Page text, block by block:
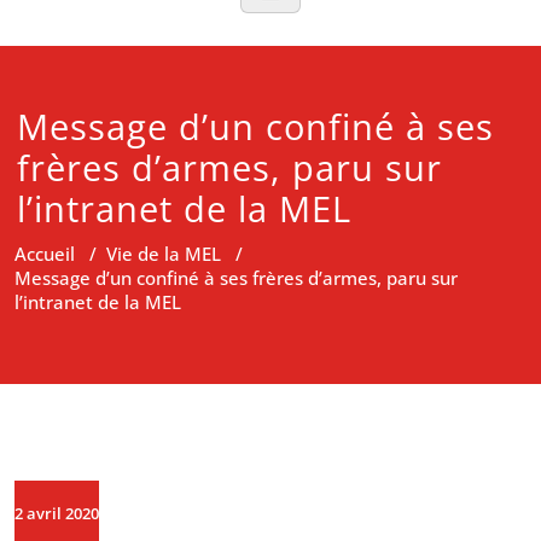
Message d’un confiné à ses
frères d’armes, paru sur
l’intranet de la MEL
Accueil / Vie de la MEL /
Message d’un confiné à ses frères d’armes, paru sur
l’intranet de la MEL
2 avril 2020